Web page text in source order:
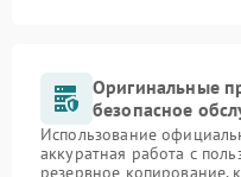
Оригинальные
безопасное
Использование
аккуратная работа с
резервное копирование,